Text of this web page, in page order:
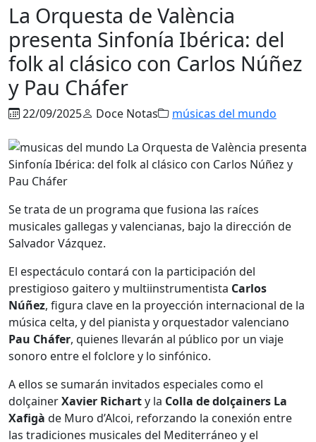
La Orquesta de València
presenta Sinfonía Ibérica: del
folk al clásico con Carlos Núñez
y Pau Cháfer
22/09/2025 Doce Notas músicas del mundo
Se trata de un programa que fusiona las raíces
musicales gallegas y valencianas, bajo la dirección de
Salvador Vázquez.
El espectáculo contará con la participación del
prestigioso gaitero y multiinstrumentista Carlos
Núñez, figura clave en la proyección internacional de la
música celta, y del pianista y orquestador valenciano
Pau Cháfer, quienes llevarán al público por un viaje
sonoro entre el folclore y lo sinfónico.
A ellos se sumarán invitados especiales como el
dolçainerXavier Richarty la Colla de dolçainers La
Xafigà de Muro d’Alcoi, reforzando la conexión entre
las tradiciones musicales del Mediterráneo y el